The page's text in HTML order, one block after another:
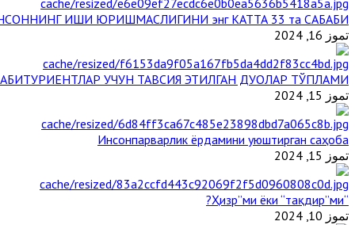
ИШИ ЮРИШМАСЛИГИНИ энг КАТТА 33 та САБАБИ
تموز 16, 2024
АБИТУРИЕНТЛАР УЧУН ТАВСИЯ ЭТИЛГАН ДУОЛАР ТЎПЛАМИ
تموز 15, 2024
Инсонпарварлик ёрдамини уюштирган саҳоба
تموز 15, 2024
“Ҳизр”ми ёки “тақдир”ми?
تموز 10, 2024